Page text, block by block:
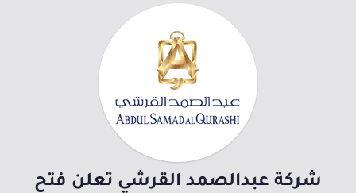
شركة عبدالصمد القرشي تعلن فتح